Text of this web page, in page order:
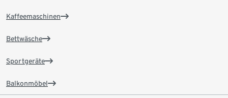
Kaffeemaschinen
Bettwäsche
Sportgeräte
Balkonmöbel